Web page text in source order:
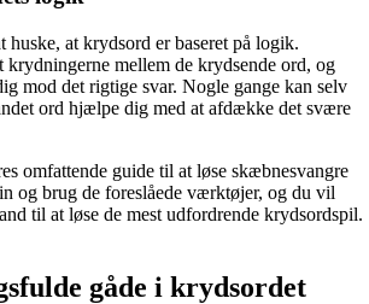
huske, at krydsord er baseret på logik.
mellem de krydsende ord, og
mod det rigtige svar. Nogle gange kan selv
ord hjælpe dig med at afdække det svære
omfattende guide til at løse skæbnesvangre
og brug de foreslåede værktøjer, og du vil
til at løse de mest udfordrende krydsordspil.
gåde i krydsordet